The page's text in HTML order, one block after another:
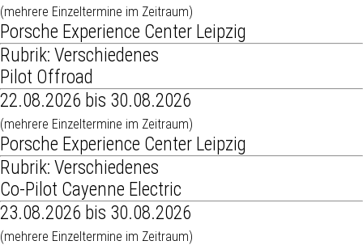
(mehrere Einzeltermine im Zeitraum)
Porsche Experience Center Leipzig
Rubrik: Verschiedenes
Pilot Offroad
22.08.2026 bis 30.08.2026
(mehrere Einzeltermine im Zeitraum)
Porsche Experience Center Leipzig
Rubrik: Verschiedenes
Co-Pilot Cayenne Electric
23.08.2026 bis 30.08.2026
(mehrere Einzeltermine im Zeitraum)